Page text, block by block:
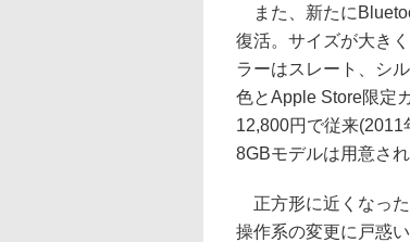
また、新たに
復活。サイズが大き
ラーはスレート、シ
色とApple Store限定
12,800円で従来
8GBモデルは用意され
正方形に近くなっ
操作系の変更に戸惑